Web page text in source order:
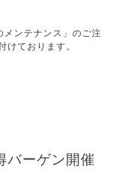
ンテナンス」のご注
けております。
ーゲン開催